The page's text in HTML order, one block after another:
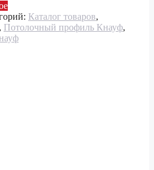
Каталог товаров,
, Потолочный профиль Кнауф,